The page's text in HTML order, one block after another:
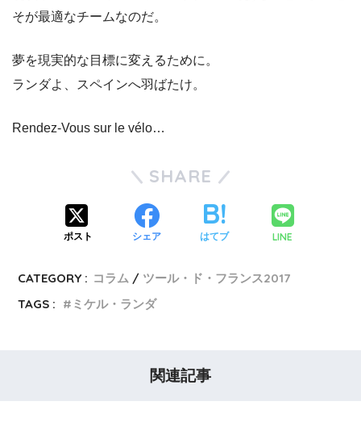
そが最適なチームなのだ。
夢を現実的な目標に変えるために。
ランダよ、スペインへ羽ばたけ。
Rendez-Vous sur le vélo…
SHARE
ポスト シェア はてブ LINE
CATEGORY : コラム
ツール・ド・フランス2017
TAGS :
ミケル・ランダ
関連記事